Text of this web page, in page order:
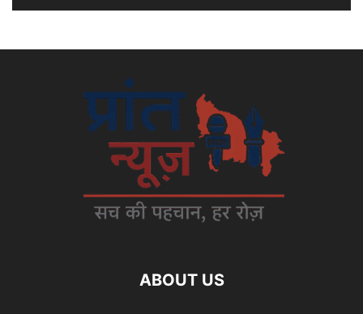
ABOUT US